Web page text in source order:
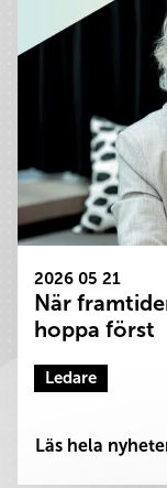
2026 05 21
När
hoppa först
Ledare
Läs hela